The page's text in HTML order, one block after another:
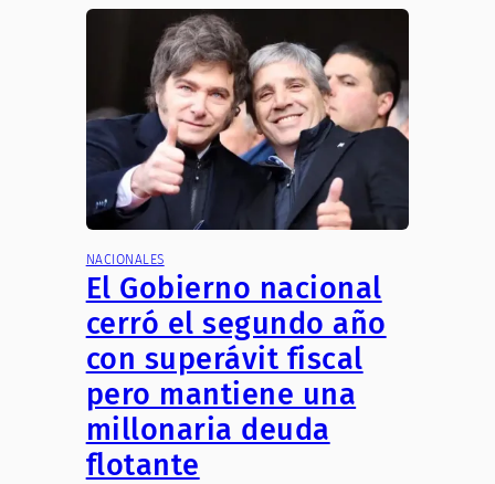
NACIONALES
El Gobierno nacional
cerró el segundo año
con superávit fiscal
pero mantiene una
millonaria deuda
flotante